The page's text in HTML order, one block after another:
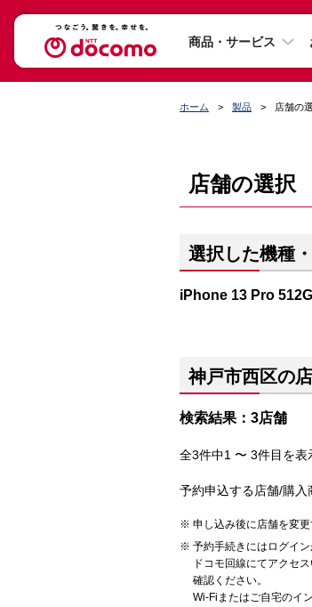
商品・サービス
ホーム 製品 店舗の
店舗の選択
選択した機種
iPhone 13 Pro
神戸市西区の
検索結果：3店舗
全3件中1 〜 3件目を
予約申込する店舗/購入
申し込み後に店舗を変更
予約手続きにはログイン
ドコモ回線にてアクセ
確認ください。
Wi-Fiまたはご自宅のイ